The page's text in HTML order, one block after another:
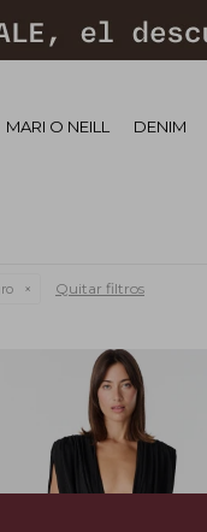
MARI O NEILL DENIM
Quitar filtros